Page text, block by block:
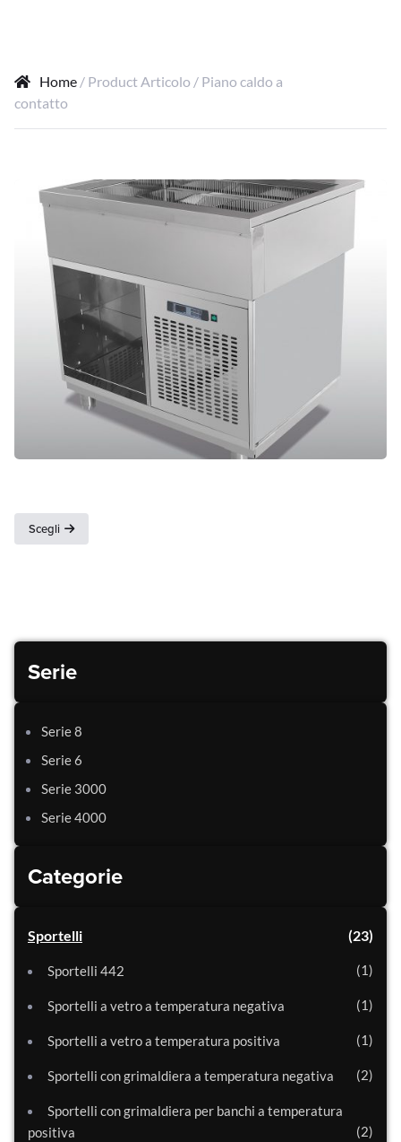
Home / Product Articolo / Piano caldo a
contatto
Scegli
Serie
Serie 8
Serie 6
Serie 3000
Serie 4000
Categorie
Sportelli 23
Sportelli 442 1
Sportelli a vetro a temperatura negativa 1
Sportelli a vetro a temperatura positiva 1
Sportelli con grimaldiera a temperatura negativa 2
Sportelli con grimaldiera per banchi a temperatura
positiva
2